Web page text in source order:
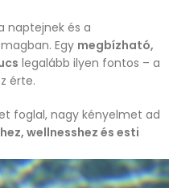
naptejnek és a
Egy megbízható,
legalább ilyen fontos – a
érte.
foglal, nagy kényelmet ad
wellnesshez és esti